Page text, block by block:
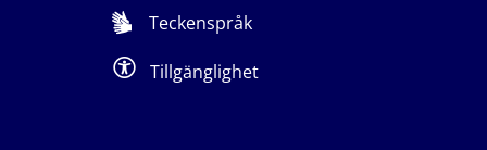
Teckenspråk
Tillgänglighet